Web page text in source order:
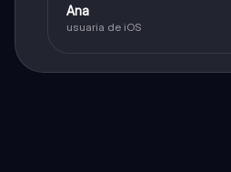
Ana
usuaria de iOS